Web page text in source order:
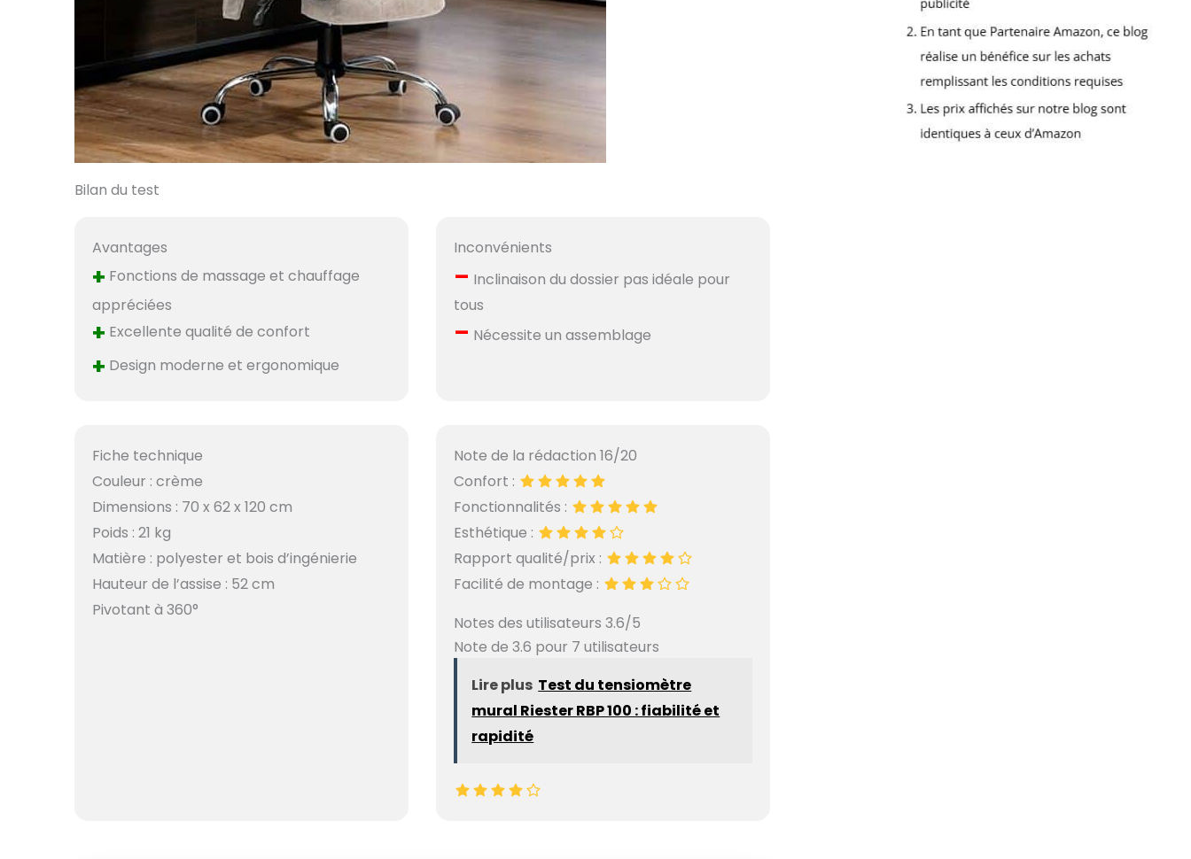
Bilan du test
Avantages
+ Fonctions de massage et chauffage
appréciées
+ Excellente qualité de confort
+ Design moderne et ergonomique
Inconvénients
– Inclinaison du dossier pas idéale pour
tous
– Nécessite un assemblage
Fiche technique
Couleur : crème
Dimensions : 70 x 62 x 120 cm
Poids : 21 kg
Matière : polyester et bois d’ingénierie
Hauteur de l’assise : 52 cm
Pivotant à 360°
Note de la rédaction 16/20
Confort :
Fonctionnalités :
Esthétique :
Rapport qualité/prix :
Facilité de montage :
Notes des utilisateurs 3.6/5
Note de 3.6 pour 7 utilisateurs
Lire plus Test du tensiomètre
mural Riester RBP 100 : fiabilité et
rapidité